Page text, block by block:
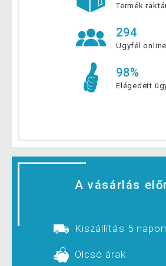
Termék
294
Ügyfél online
98%
Elégedett
A vásárlás
Kiszállítás 5
Olcsó árak